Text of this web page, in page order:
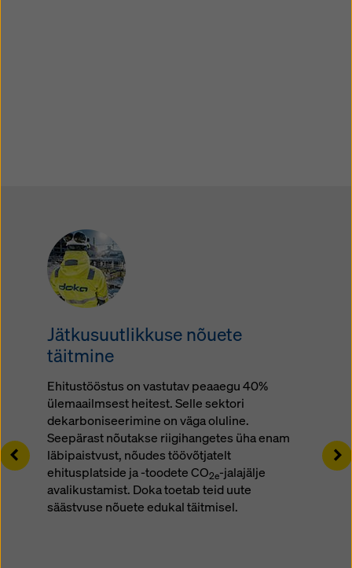
Jätkusuutlikkuse nõuete
täitmine
Ehitustööstus on vastutav peaaegu 40%
ülemaailmsest heitest. Selle sektori
dekarboniseerimine on väga oluline.
Seepärast nõutakse riigihangetes üha enam
läbipaistvust, nõudes töövõtjatelt
ehitusplatside ja -toodete CO2e-jalajälje
avalikustamist. Doka toetab teid uute
säästvuse nõuete edukal täitmisel.
Left